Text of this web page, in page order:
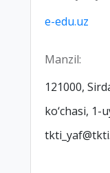
e-edu.uz
Manzil:
121000,
ko‘chasi, 1-